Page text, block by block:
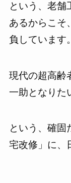
という、老舗
あるからこそ
負しています。
現代の超高齢
一助となりた
という、確固
宅改修」に、